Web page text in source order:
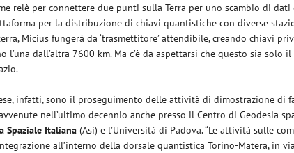
relè per connettere due punti sulla Terra per uno scambio di dati
per la distribuzione di chiavi quantistiche con diverse
Micius fungerà da ‘trasmettitore’ attendibile, creando chiavi
l’una dall’altra 7600 km. Ma c’è da aspettarsi che questo sia solo
infatti, sono il proseguimento delle attività di dimostrazione di
nell’ultimo decennio anche presso il Centro di Geodesia
Spaziale Italiana (Asi) e l’Università di Padova. “Le attività sulle
all’interno della dorsale quantistica Torino-Matera, in